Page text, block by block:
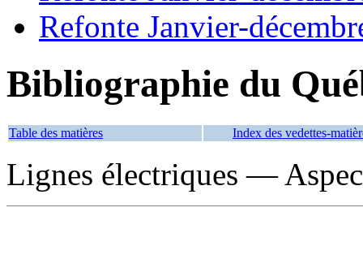
Refonte Janvier-
Bibliographie du
Table des matières Index des vedettes-
Lignes électriques —